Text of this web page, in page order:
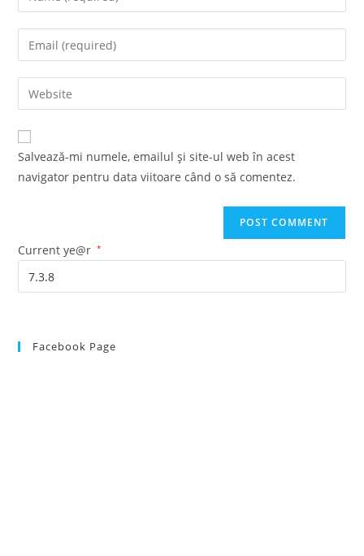
your
name
comment
Enter
your
email
address
comment
Enter
your
website
URL
Salvează-mi numele, emailul și site-ul web în acest
navigator pentru data viitoare când o să comentez.
Current ye@r *
Facebook Page